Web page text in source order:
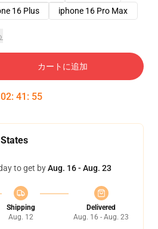
16 Plus iphone 16 Pro Max
カートに追加
02: 41 : 54
to get byAug. 16 - Aug. 23
Shipping
Aug. 12
Delivered
Aug. 16 - Aug. 23